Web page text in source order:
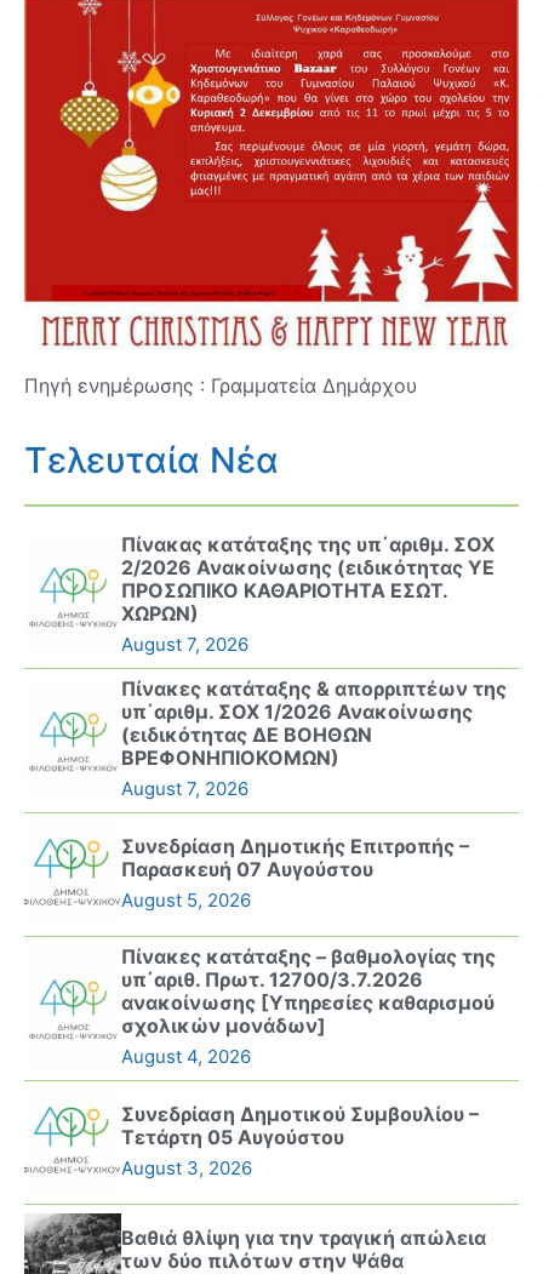
Πηγή ενημέρωσης : Γραμματεία Δημάρχου
Τελευταία Νέα
Πίνακας κατάταξης της υπ΄αριθμ. ΣΟΧ
2/2026 Ανακοίνωσης (ειδικότητας ΥΕ
ΠΡΟΣΩΠΙΚΟ ΚΑΘΑΡΙΟΤΗΤΑ ΕΣΩΤ.
ΧΩΡΩΝ)
August 7, 2026
Πίνακες κατάταξης & απορριπτέων της
υπ΄αριθμ. ΣΟΧ 1/2026 Ανακοίνωσης
(ειδικότητας ΔΕ ΒΟΗΘΩΝ
ΒΡΕΦΟΝΗΠΙΟΚΟΜΩΝ)
August 7, 2026
Συνεδρίαση Δημοτικής Επιτροπής –
Παρασκευή 07 Αυγούστου
August 5, 2026
Πίνακες κατάταξης – βαθμολογίας της
υπ΄αριθ. Πρωτ. 12700/3.7.2026
ανακοίνωσης [Υπηρεσίες καθαρισμού
σχολικών μονάδων]
August 4, 2026
Συνεδρίαση Δημοτικού Συμβουλίου –
Τετάρτη 05 Αυγούστου
August 3, 2026
Βαθιά θλίψη για την τραγική απώλεια
των δύο πιλότων στην Ψάθα